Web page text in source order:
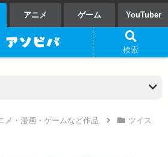
アニメ ゲーム YouTuber
メ・漫画・ゲームなど作品
ツイス
検索